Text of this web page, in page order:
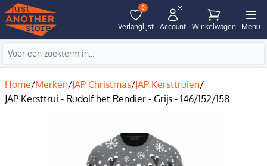
0
Verlanglijst Account Winkelwagen Menu
Home/Merken/JAP Christmas/JAP Kersttruien/
JAP Kersttrui - Rudolf het Rendier - Grijs - 146/152/158